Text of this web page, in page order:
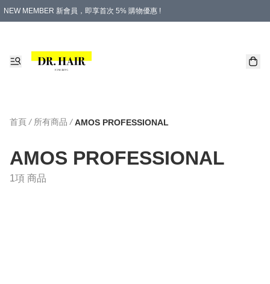
NEW MEMBER 新會員，即享首次 5% 購物優惠 !
首頁 / 所有商品 / AMOS PROFESSIONAL
AMOS PROFESSIONAL
1項 商品